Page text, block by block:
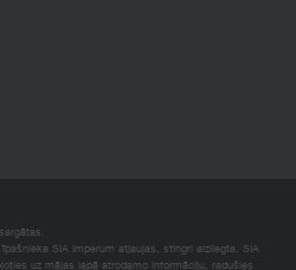
SIA Imperum atļaujas, stingri aizliegta. SIA
uz mājas lapā atrodamo informāciju, radušies